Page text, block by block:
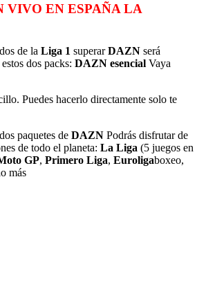
VIVO EN ESPAÑA LA
de la Liga 1 superarDAZN será
dos packs: DAZN esencial Vaya
Puedes hacerlo directamente solo te
paquetes de DAZN Podrás disfrutar de
de todo el planeta: La Liga (5 juegos en
GP, Primero Liga, Euroligaboxeo,
más